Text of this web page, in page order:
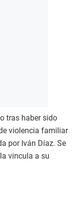
tras haber sido
violencia familiar
por Iván Díaz. Se
vincula a su